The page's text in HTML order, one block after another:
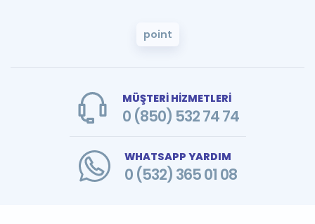
point
MÜŞTERİ HİZMETLERİ
0 (850) 532 74 74
WHATSAPP YARDIM
0 (532) 365 01 08